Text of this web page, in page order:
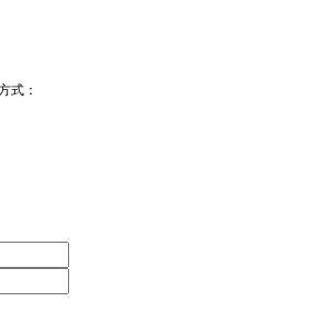
式：